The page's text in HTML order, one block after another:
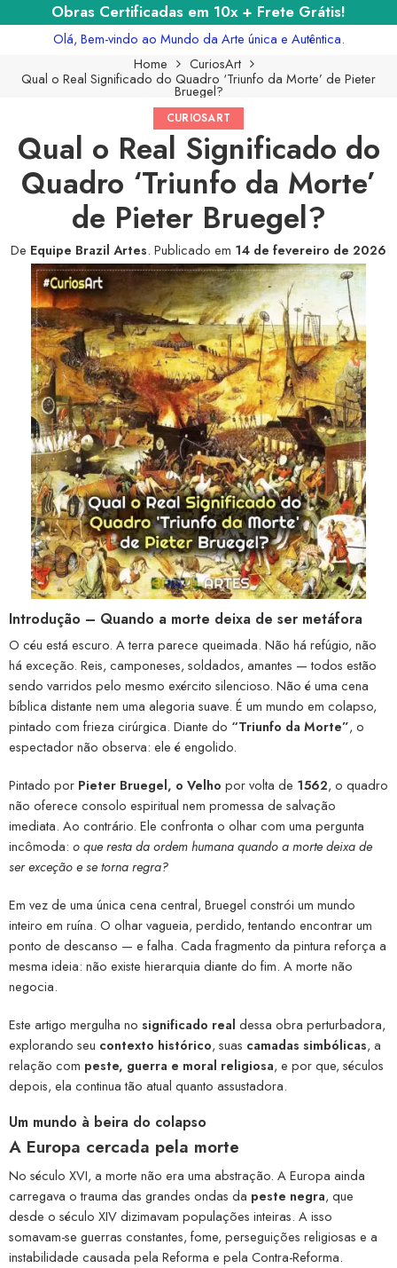
Obras Certificadas em 10x + Frete Grátis!
Olá, Bem-vindo ao Mundo da Arte única e Autêntica.
Home
CuriosArt
Qual o Real Significado do Quadro ‘Triunfo da Morte’ de Pieter
Bruegel?
CURIOSART
Qual o Real Significado do
Quadro ‘Triunfo da Morte’
de Pieter Bruegel?
De Equipe Brazil Artes. Publicado em 14 de fevereiro de 2026
Introdução – Quando a morte deixa de ser metáfora
O céu está escuro. A terra parece queimada. Não há refúgio, não
há exceção. Reis, camponeses, soldados, amantes — todos estão
sendo varridos pelo mesmo exército silencioso. Não é uma cena
bíblica distante nem uma alegoria suave. É um mundo em colapso,
pintado com frieza cirúrgica. Diante do “Triunfo da Morte”, o
espectador não observa: ele é engolido.
Pintado por Pieter Bruegel, o Velho por volta de 1562, o quadro
não oferece consolo espiritual nem promessa de salvação
imediata. Ao contrário. Ele confronta o olhar com uma pergunta
incômoda: o que resta da ordem humana quando a morte deixa de
ser exceção e se torna regra?
Em vez de uma única cena central, Bruegel constrói um mundo
inteiro em ruína. O olhar vagueia, perdido, tentando encontrar um
ponto de descanso — e falha. Cada fragmento da pintura reforça a
mesma ideia: não existe hierarquia diante do fim. A morte não
negocia.
Este artigo mergulha no significado real dessa obra perturbadora,
explorando seu contexto histórico, suas camadas simbólicas, a
relação com peste, guerra e moral religiosa, e por que, séculos
depois, ela continua tão atual quanto assustadora.
Um mundo à beira do colapso
A Europa cercada pela morte
No século XVI, a morte não era uma abstração. A Europa ainda
carregava o trauma das grandes ondas da peste negra, que
desde o século XIV dizimavam populações inteiras. A isso
somavam-se guerras constantes, fome, perseguições religiosas e a
instabilidade causada pela Reforma e pela Contra-Reforma.